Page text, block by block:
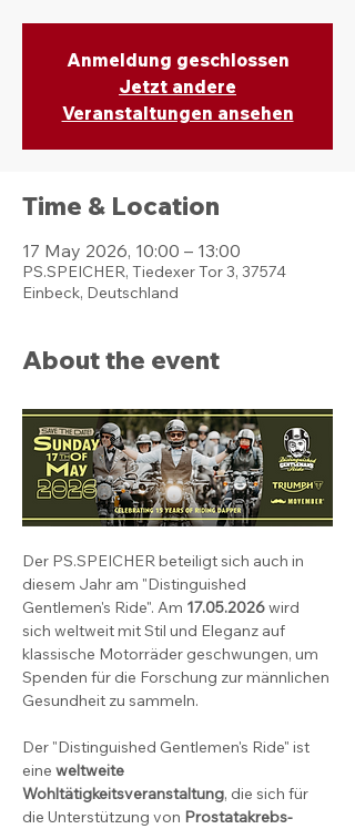
Anmeldung geschlossen
Jetzt andere
Veranstaltungen ansehen
Time & Location
17 May 2026, 10:00 – 13:00
PS.SPEICHER, Tiedexer Tor 3, 37574
Einbeck, Deutschland
About the event
Der PS.SPEICHER beteiligt sich auch in
diesem Jahr am "Distinguished
Gentlemen's Ride". Am 17.05.2026 wird
sich weltweit mit Stil und Eleganz auf
klassische Motorräder geschwungen, um
Spenden für die Forschung zur männlichen
Gesundheit zu sammeln.
Der "Distinguished Gentlemen's Ride" ist
eine weltweite
Wohltätigkeitsveranstaltung, die sich für
die Unterstützung von Prostatakrebs-